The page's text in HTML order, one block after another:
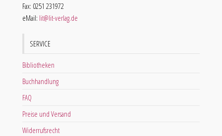
Fax: 0251 231972
eMail: lit@lit-verlag.de
SERVICE
Bibliotheken
Buchhandlung
FAQ
Preise und Versand
Widerrufsrecht